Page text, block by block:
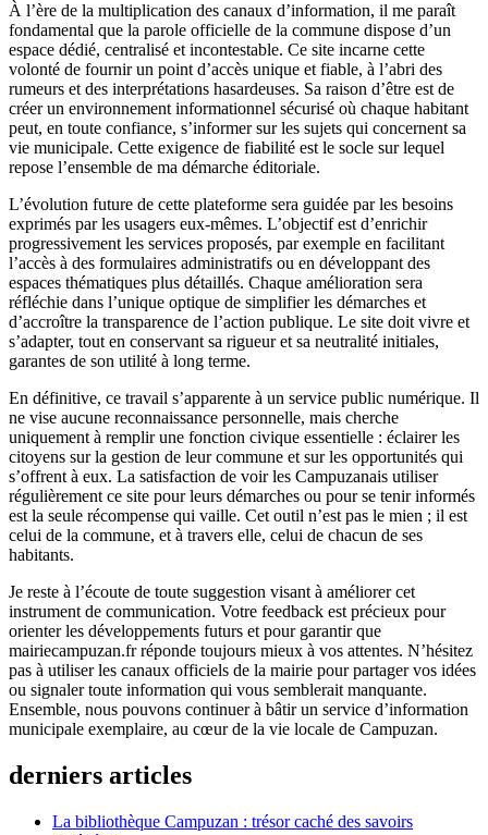
À l’ère de la multiplication des canaux d’information, il me paraît
fondamental que la parole officielle de la commune dispose d’un
espace dédié, centralisé et incontestable. Ce site incarne cette
volonté de fournir un point d’accès unique et fiable, à l’abri des
rumeurs et des interprétations hasardeuses. Sa raison d’être est de
créer un environnement informationnel sécurisé où chaque habitant
peut, en toute confiance, s’informer sur les sujets qui concernent sa
vie municipale. Cette exigence de fiabilité est le socle sur lequel
repose l’ensemble de ma démarche éditoriale.
L’évolution future de cette plateforme sera guidée par les besoins
exprimés par les usagers eux-mêmes. L’objectif est d’enrichir
progressivement les services proposés, par exemple en facilitant
l’accès à des formulaires administratifs ou en développant des
espaces thématiques plus détaillés. Chaque amélioration sera
réfléchie dans l’unique optique de simplifier les démarches et
d’accroître la transparence de l’action publique. Le site doit vivre et
s’adapter, tout en conservant sa rigueur et sa neutralité initiales,
garantes de son utilité à long terme.
En définitive, ce travail s’apparente à un service public numérique. Il
ne vise aucune reconnaissance personnelle, mais cherche
uniquement à remplir une fonction civique essentielle : éclairer les
citoyens sur la gestion de leur commune et sur les opportunités qui
s’offrent à eux. La satisfaction de voir les Campuzanais utiliser
régulièrement ce site pour leurs démarches ou pour se tenir informés
est la seule récompense qui vaille. Cet outil n’est pas le mien ; il est
celui de la commune, et à travers elle, celui de chacun de ses
habitants.
Je reste à l’écoute de toute suggestion visant à améliorer cet
instrument de communication. Votre feedback est précieux pour
orienter les développements futurs et pour garantir que
mairiecampuzan.fr réponde toujours mieux à vos attentes. N’hésitez
pas à utiliser les canaux officiels de la mairie pour partager vos idées
ou signaler toute information qui vous semblerait manquante.
Ensemble, nous pouvons continuer à bâtir un service d’information
municipale exemplaire, au cœur de la vie locale de Campuzan.
derniers articles
La bibliothèque Campuzan : trésor caché des savoirs